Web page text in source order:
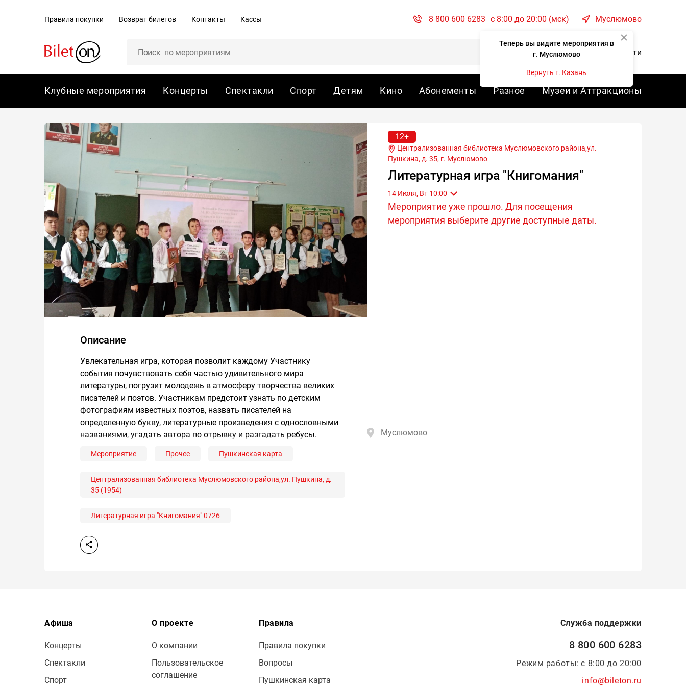
Правила покупки Возврат билетов Контакты Кассы 8 800 600 6283 c 8:00 до 20:00 (мск) Муслюмово
Теперь вы видите мероприятия в
г. Муслюмово
Вернуть г. Казань
Корзина Войти
Клубные мероприятия Концерты Спектакли Спорт Детям Кино Абонементы Разное Музеи и Аттракционы
12+
Пушкина, д. 35, г. Муслюмово
Литературная игра "Книгомания"
14 Июля, Вт 10:00
Мероприятие уже прошло. Для посещения
мероприятия выберите другие доступные даты.
Описание
Увлекательная игра, которая позволит каждому Участнику
события почувствовать себя частью удивительного мира
литературы, погрузит молодежь в атмосферу творчества великих
писателей и поэтов. Участникам предстоит узнать по детским
фотографиям известных поэтов, назвать писателей на
определенную букву, литературные произведения с однословными
названиями, угадать автора по отрывку и разгадать ребусы.
Мероприятие Прочее Пушкинская карта
Централизованная библиотека Муслюмовского района,ул. Пушкина, д.
35 (1954)
Литературная игра "Книгомания" 0726
Муслюмово
Афиша
Концерты
Спектакли
Спорт
О проекте
О компании
Пользовательское
соглашение
Правила
Правила покупки
Вопросы
Пушкинская карта
Служба поддержки
8 800 600 6283
Режим работы: с 8:00 до 20:00
info@bileton.ru